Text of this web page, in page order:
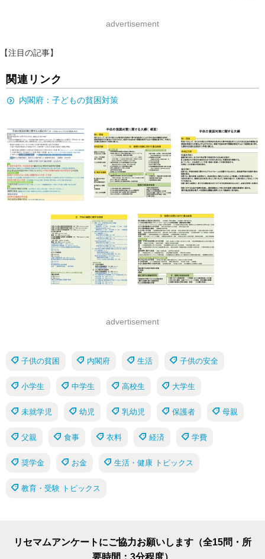
advertisement
【注目の記事】
関連リンク
内閣府：子どもの貧困対策
advertisement
子供の貧困 内閣府 生活 子供の安全
小学生 中学生 高校生 大学生
未就学児 幼児 乳幼児 保護者 母親
父親 食事 衣料 経済 学費
奨学金 お金 生活・健康 トピックス
教育・受験 トピックス
リセマムアンケートにご協力お願いします（全15問・所